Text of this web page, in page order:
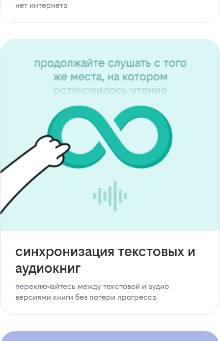
нет интернета
синхронизация текстовых и
аудиокниг
переключайтесь между текстовой и аудио
версиями книги без потери прогресса